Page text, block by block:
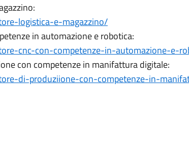
logistica-e-magazzino/
in automazione e robotica:
cnc-con-competenze-in-automazione-e-
con competenze in manifattura digitale:
di-produziione-con-competenze-in-